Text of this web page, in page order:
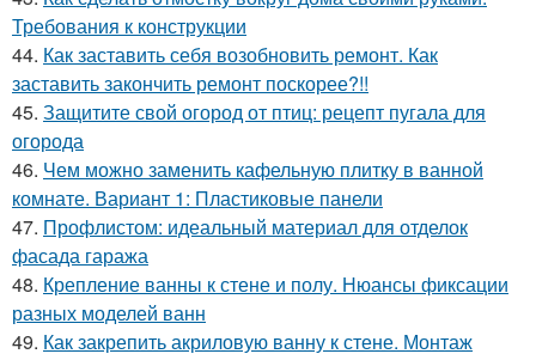
Требования к конструкции
44. Как заставить себя возобновить ремонт. Как
заставить закончить ремонт поскорее?!!
45. Защитите свой огород от птиц: рецепт пугала для
огорода
46. Чем можно заменить кафельную плитку в ванной
комнате. Вариант 1: Пластиковые панели
47. Профлистом: идеальный материал для отделок
фасада гаража
48. Крепление ванны к стене и полу. Нюансы фиксации
разных моделей ванн
49. Как закрепить акриловую ванну к стене. Монтаж